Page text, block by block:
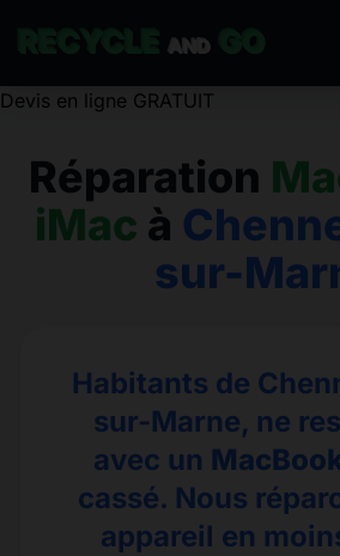
AND
Réparation
iMac à
sur-
Habitants de
sur-Marne, ne
avec un
cassé. Nous
appareil en